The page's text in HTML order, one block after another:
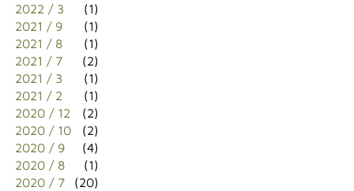
2022 / 3
(1)
2021 / 9
(1)
2021 / 8
(1)
2021 / 7
(2)
2021 / 3
(1)
2021 / 2
(1)
2020 / 12
(2)
2020 / 10
(2)
2020 / 9
(4)
2020 / 8
(1)
2020 / 7
(20)